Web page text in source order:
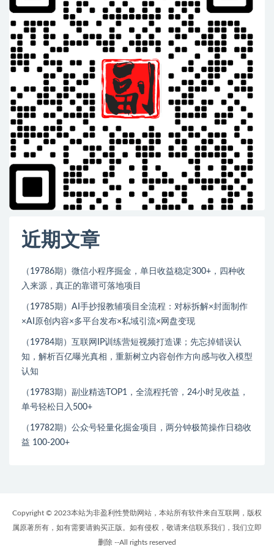
近期文章
（19786期）微信小程序掘金，单日收益稳定300+，四种收
入来源，真正的靠谱可落地项目
（19785期）AI手抄报教辅项目全流程：对标拆解×封面制作
×AI原创内容×多平台发布×私域引流×网盘变现
（19784期）互联网IP训练营短视频打造课；先忘掉错误认
知，解析百亿曝光真相，重新树立内容创作方向感与收入模型
认知
（19783期）副业精选TOP1，全流程托管，24小时见收益，
单号轻松日入500+
（19782期）公众号轻量化掘金项目，两分钟极简操作日稳收
益 100-200+
Copyright © 2023本站为非盈利性赞助网站，本站所有软件来自互联网，版权
属原著所有，如有需要请购买正版。如有侵权，敬请来信联系我们，我们立即
删除 --All rights reserved